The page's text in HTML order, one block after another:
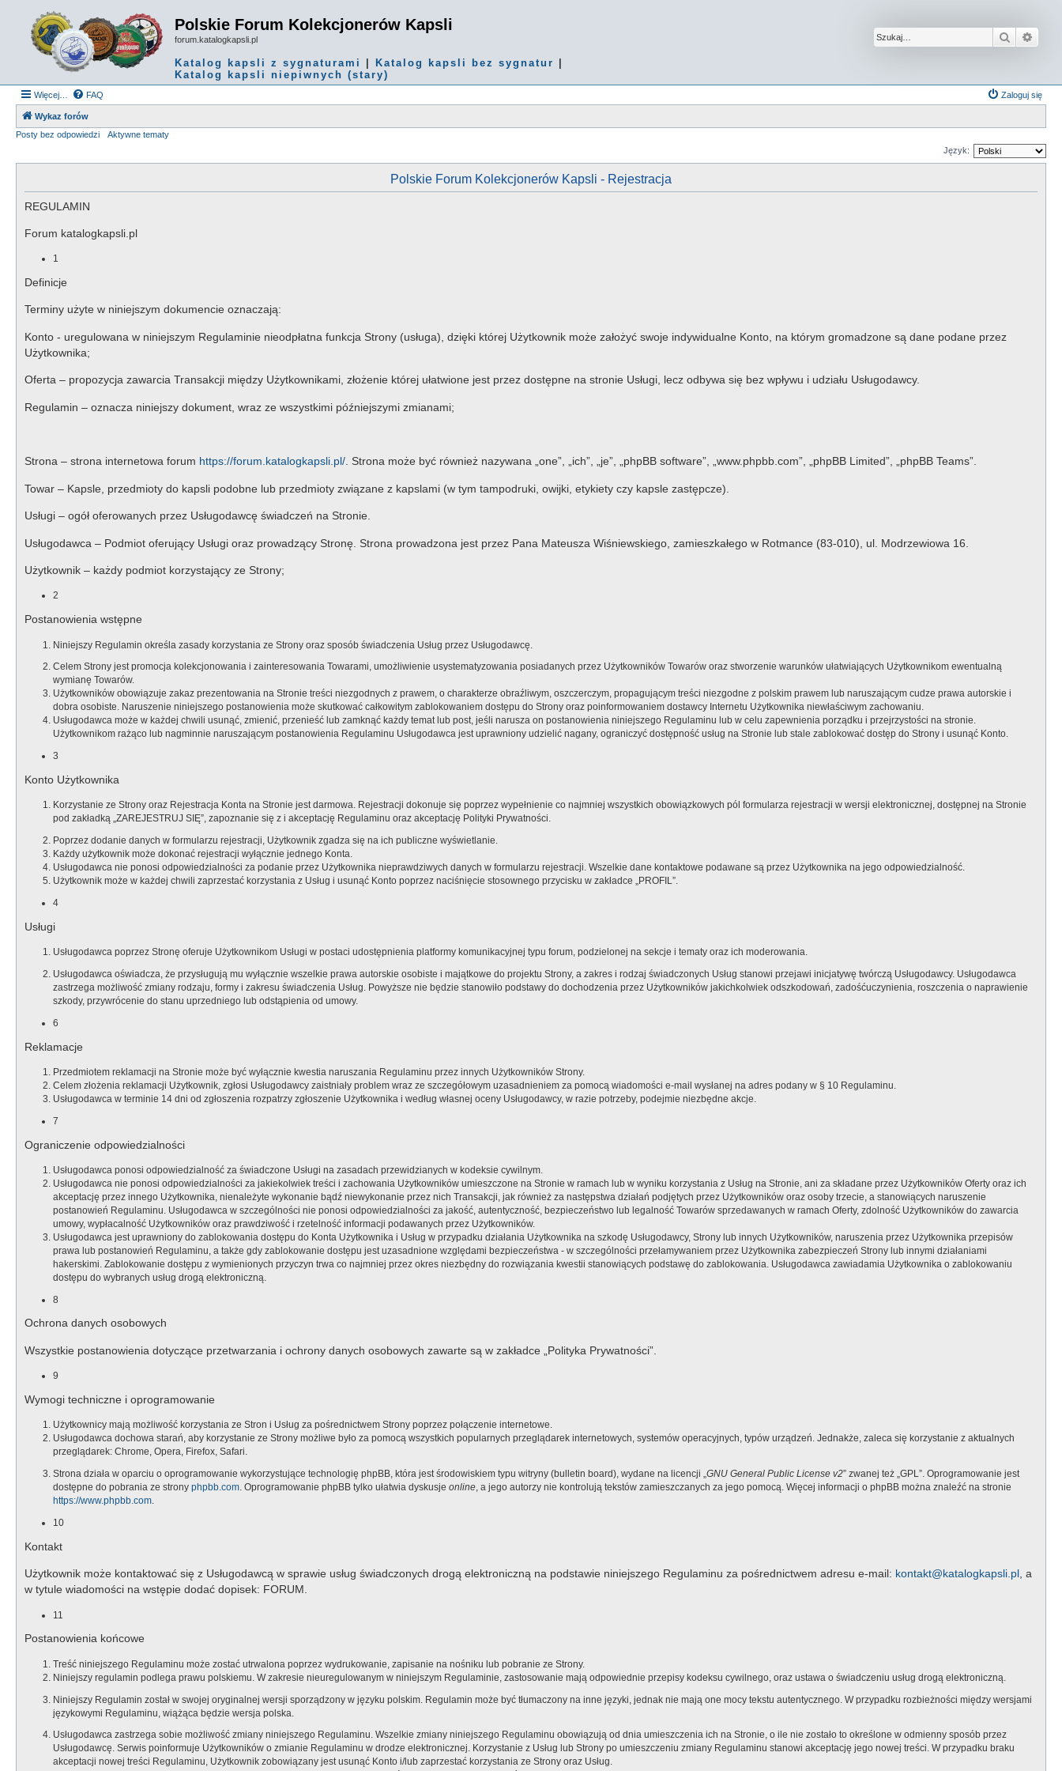
Polskie Forum Kolekcjonerów Kapsli
forum.katalogkapsli.pl
Katalog kapsli z sygnaturami Katalog kapsli bez sygnatur
Katalog kapsli niepiwnych (stary)
Szukaj
Więcej… FAQ Zaloguj się
Wykaz forów
Posty bez odpowiedzi
Aktywne tematy
Język:
Polskie Forum Kolekcjonerów Kapsli - Rejestracja
REGULAMIN
Forum katalogkapsli.pl
1
Definicje
Terminy użyte w niniejszym dokumencie oznaczają:
Konto - uregulowana w niniejszym Regulaminie nieodpłatna funkcja Strony (usługa), dzięki której Użytkownik może założyć swoje indywidualne Konto, na którym gromadzone są dane podane przez
Użytkownika;
Oferta – propozycja zawarcia Transakcji między Użytkownikami, złożenie której ułatwione jest przez dostępne na stronie Usługi, lecz odbywa się bez wpływu i udziału Usługodawcy.
Regulamin – oznacza niniejszy dokument, wraz ze wszystkimi późniejszymi zmianami;
Strona – strona internetowa forum https://forum.katalogkapsli.pl/. Strona może być również nazywana „one”, „ich”, „je”, „phpBB software”, „www.phpbb.com”, „phpBB Limited”, „phpBB Teams”.
Towar – Kapsle, przedmioty do kapsli podobne lub przedmioty związane z kapslami (w tym tampodruki, owijki, etykiety czy kapsle zastępcze).
Usługi – ogół oferowanych przez Usługodawcę świadczeń na Stronie.
Usługodawca – Podmiot oferujący Usługi oraz prowadzący Stronę. Strona prowadzona jest przez Pana Mateusza Wiśniewskiego, zamieszkałego w Rotmance (83-010), ul. Modrzewiowa 16.
Użytkownik – każdy podmiot korzystający ze Strony;
2
Postanowienia wstępne
Niniejszy Regulamin określa zasady korzystania ze Strony oraz sposób świadczenia Usług przez Usługodawcę.
Celem Strony jest promocja kolekcjonowania i zainteresowania Towarami, umożliwienie usystematyzowania posiadanych przez Użytkowników Towarów oraz stworzenie warunków ułatwiających Użytkownikom ewentualną
wymianę Towarów.
Użytkowników obowiązuje zakaz prezentowania na Stronie treści niezgodnych z prawem, o charakterze obraźliwym, oszczerczym, propagującym treści niezgodne z polskim prawem lub naruszającym cudze prawa autorskie i
dobra osobiste. Naruszenie niniejszego postanowienia może skutkować całkowitym zablokowaniem dostępu do Strony oraz poinformowaniem dostawcy Internetu Użytkownika niewłaściwym zachowaniu.
Usługodawca może w każdej chwili usunąć, zmienić, przenieść lub zamknąć każdy temat lub post, jeśli narusza on postanowienia niniejszego Regulaminu lub w celu zapewnienia porządku i przejrzystości na stronie.
Użytkownikom rażąco lub nagminnie naruszającym postanowienia Regulaminu Usługodawca jest uprawniony udzielić nagany, ograniczyć dostępność usług na Stronie lub stale zablokować dostęp do Strony i usunąć Konto.
3
Konto Użytkownika
Korzystanie ze Strony oraz Rejestracja Konta na Stronie jest darmowa. Rejestracji dokonuje się poprzez wypełnienie co najmniej wszystkich obowiązkowych pól formularza rejestracji w wersji elektronicznej, dostępnej na Stronie
pod zakładką „ZAREJESTRUJ SIĘ”, zapoznanie się z i akceptację Regulaminu oraz akceptację Polityki Prywatności.
Poprzez dodanie danych w formularzu rejestracji, Użytkownik zgadza się na ich publiczne wyświetlanie.
Każdy użytkownik może dokonać rejestracji wyłącznie jednego Konta.
Usługodawca nie ponosi odpowiedzialności za podanie przez Użytkownika nieprawdziwych danych w formularzu rejestracji. Wszelkie dane kontaktowe podawane są przez Użytkownika na jego odpowiedzialność.
Użytkownik może w każdej chwili zaprzestać korzystania z Usług i usunąć Konto poprzez naciśnięcie stosownego przycisku w zakładce „PROFIL”.
4
Usługi
Usługodawca poprzez Stronę oferuje Użytkownikom Usługi w postaci udostępnienia platformy komunikacyjnej typu forum, podzielonej na sekcje i tematy oraz ich moderowania.
Usługodawca oświadcza, że przysługują mu wyłącznie wszelkie prawa autorskie osobiste i majątkowe do projektu Strony, a zakres i rodzaj świadczonych Usług stanowi przejawi inicjatywę twórczą Usługodawcy. Usługodawca
zastrzega możliwość zmiany rodzaju, formy i zakresu świadczenia Usług. Powyższe nie będzie stanowiło podstawy do dochodzenia przez Użytkowników jakichkolwiek odszkodowań, zadośćuczynienia, roszczenia o naprawienie
szkody, przywrócenie do stanu uprzedniego lub odstąpienia od umowy.
6
Reklamacje
Przedmiotem reklamacji na Stronie może być wyłącznie kwestia naruszania Regulaminu przez innych Użytkowników Strony.
Celem złożenia reklamacji Użytkownik, zgłosi Usługodawcy zaistniały problem wraz ze szczegółowym uzasadnieniem za pomocą wiadomości e-mail wysłanej na adres podany w § 10 Regulaminu.
Usługodawca w terminie 14 dni od zgłoszenia rozpatrzy zgłoszenie Użytkownika i według własnej oceny Usługodawcy, w razie potrzeby, podejmie niezbędne akcje.
7
Ograniczenie odpowiedzialności
Usługodawca ponosi odpowiedzialność za świadczone Usługi na zasadach przewidzianych w kodeksie cywilnym.
Usługodawca nie ponosi odpowiedzialności za jakiekolwiek treści i zachowania Użytkowników umieszczone na Stronie w ramach lub w wyniku korzystania z Usług na Stronie, ani za składane przez Użytkowników Oferty oraz ich
akceptację przez innego Użytkownika, nienależyte wykonanie bądź niewykonanie przez nich Transakcji, jak również za następstwa działań podjętych przez Użytkowników oraz osoby trzecie, a stanowiących naruszenie
postanowień Regulaminu. Usługodawca w szczególności nie ponosi odpowiedzialności za jakość, autentyczność, bezpieczeństwo lub legalność Towarów sprzedawanych w ramach Oferty, zdolność Użytkowników do zawarcia
umowy, wypłacalność Użytkowników oraz prawdziwość i rzetelność informacji podawanych przez Użytkowników.
Usługodawca jest uprawniony do zablokowania dostępu do Konta Użytkownika i Usług w przypadku działania Użytkownika na szkodę Usługodawcy, Strony lub innych Użytkowników, naruszenia przez Użytkownika przepisów
prawa lub postanowień Regulaminu, a także gdy zablokowanie dostępu jest uzasadnione względami bezpieczeństwa - w szczególności przełamywaniem przez Użytkownika zabezpieczeń Strony lub innymi działaniami
hakerskimi. Zablokowanie dostępu z wymienionych przyczyn trwa co najmniej przez okres niezbędny do rozwiązania kwestii stanowiących podstawę do zablokowania. Usługodawca zawiadamia Użytkownika o zablokowaniu
dostępu do wybranych usług drogą elektroniczną.
8
Ochrona danych osobowych
Wszystkie postanowienia dotyczące przetwarzania i ochrony danych osobowych zawarte są w zakładce „Polityka Prywatności”.
9
Wymogi techniczne i oprogramowanie
Użytkownicy mają możliwość korzystania ze Stron i Usług za pośrednictwem Strony poprzez połączenie internetowe.
Usługodawca dochowa starań, aby korzystanie ze Strony możliwe było za pomocą wszystkich popularnych przeglądarek internetowych, systemów operacyjnych, typów urządzeń. Jednakże, zaleca się korzystanie z aktualnych
przeglądarek: Chrome, Opera, Firefox, Safari.
Strona działa w oparciu o oprogramowanie wykorzystujące technologię phpBB, która jest środowiskiem typu witryny (bulletin board), wydane na licencji „GNU General Public License v2” zwanej też „GPL”. Oprogramowanie jest
dostępne do pobrania ze strony phpbb.com. Oprogramowanie phpBB tylko ułatwia dyskusje online, a jego autorzy nie kontrolują tekstów zamieszczanych za jego pomocą. Więcej informacji o phpBB można znaleźć na stronie
https://www.phpbb.com.
10
Kontakt
Użytkownik może kontaktować się z Usługodawcą w sprawie usług świadczonych drogą elektroniczną na podstawie niniejszego Regulaminu za pośrednictwem adresu e-mail: kontakt@katalogkapsli.pl, a
w tytule wiadomości na wstępie dodać dopisek: FORUM.
11
Postanowienia końcowe
Treść niniejszego Regulaminu może zostać utrwalona poprzez wydrukowanie, zapisanie na nośniku lub pobranie ze Strony.
Niniejszy regulamin podlega prawu polskiemu. W zakresie nieuregulowanym w niniejszym Regulaminie, zastosowanie mają odpowiednie przepisy kodeksu cywilnego, oraz ustawa o świadczeniu usług drogą elektroniczną.
Niniejszy Regulamin został w swojej oryginalnej wersji sporządzony w języku polskim. Regulamin może być tłumaczony na inne języki, jednak nie mają one mocy tekstu autentycznego. W przypadku rozbieżności między wersjami
językowymi Regulaminu, wiążąca będzie wersja polska.
Usługodawca zastrzega sobie możliwość zmiany niniejszego Regulaminu. Wszelkie zmiany niniejszego Regulaminu obowiązują od dnia umieszczenia ich na Stronie, o ile nie zostało to określone w odmienny sposób przez
Usługodawcę. Serwis poinformuje Użytkowników o zmianie Regulaminu w drodze elektronicznej. Korzystanie z Usług lub Strony po umieszczeniu zmiany Regulaminu stanowi akceptację jego nowej treści. W przypadku braku
akceptacji nowej treści Regulaminu, Użytkownik zobowiązany jest usunąć Konto i/lub zaprzestać korzystania ze Strony oraz Usług.